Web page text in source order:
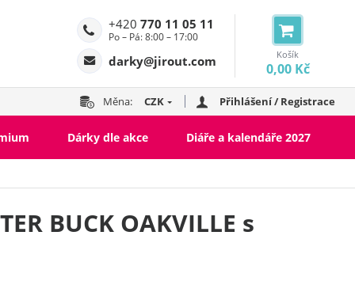
Košík
0,00 Kč
+420 770 11 05 11
Po – Pá: 8:00 – 17:00
darky@jirout.com
Měna: CZK Přihlášení / Registrace
Dárky dle akce Diáře a kalendáře 2027
BUCK OAKVILLE s